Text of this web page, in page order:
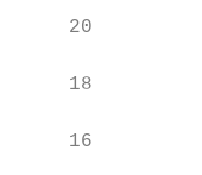
    20
    18
    16